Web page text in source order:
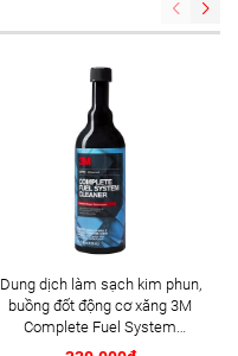
Dung dịch làm sạch kim phun,
buồng đốt động cơ xăng 3M
Complete Fuel System
Cleaner 473ml (08813)